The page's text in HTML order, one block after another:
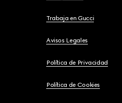
Trabaja en Gucci
Avisos Legales
Política de Privacidad
Política de Cookies